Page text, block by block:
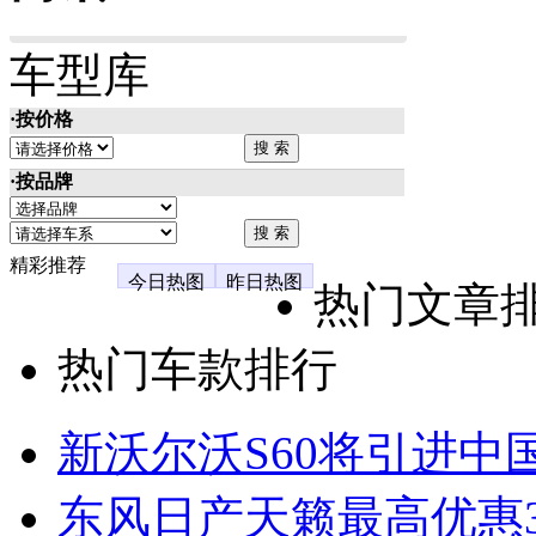
车型库
·按价格
·按品牌
精彩推荐
今日热图
昨日热图
热门文章
热门车款排行
新沃尔沃S60将引进中
东风日产天籁最高优